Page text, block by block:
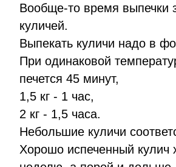
Вообще-то время выпечки
куличей.
Выпекать куличи надо в
При одинаковой
печется 45 минут,
1,5 кг - 1 час,
2 кг - 1,5 часа.
Небольшие куличи
Хорошо испеченный кулич